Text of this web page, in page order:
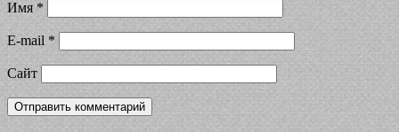
Имя*
E-mail *
Сайт